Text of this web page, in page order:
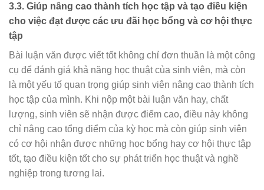
3.3. Giúp nâng cao thành tích học tập và tạo điều kiện
cho việc đạt được các ưu đãi học bổng và cơ hội thực
tập
Bài luận văn được viết tốt không chỉ đơn thuần là một công
cụ để đánh giá khả năng học thuật của sinh viên, mà còn
là một yếu tố quan trọng giúp sinh viên nâng cao thành tích
học tập của mình. Khi nộp một bài luận văn hay, chất
lượng, sinh viên sẽ nhận được điểm cao, điều này không
chỉ nâng cao tổng điểm của kỳ học mà còn giúp sinh viên
có cơ hội nhận được những học bổng hay cơ hội thực tập
tốt, tạo điều kiện tốt cho sự phát triển học thuật và nghề
nghiệp trong tương lai.